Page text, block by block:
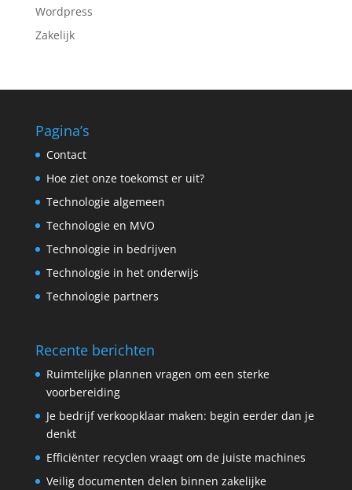
Wordpress
Zakelijk
Pagina’s
Contact
Hoe ziet onze toekomst er uit?
Technologie algemeen
Technologie en MVO
Technologie in bedrijven
Technologie in het onderwijs
Technologie partners
Recente berichten
Ruimtelijke plannen vragen om een sterke
voorbereiding
Je bedrijf verkoopklaar maken: begin eerder dan je
denkt
Efficiënter recyclen vraagt om de juiste machines
Veilig documenten delen binnen zakelijke